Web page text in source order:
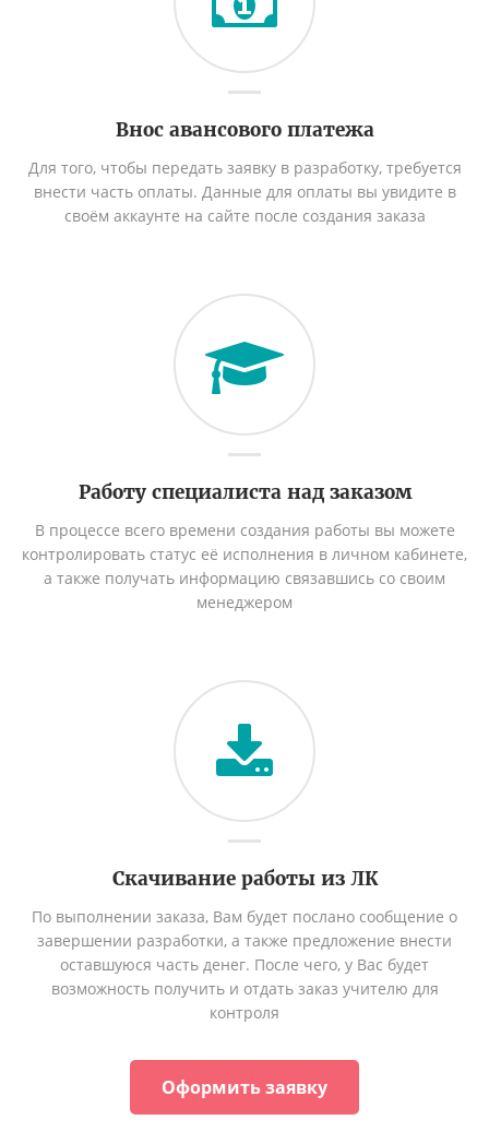
Внос авансового платежа
Для того, чтобы передать заявку в разработку, требуется
внести часть оплаты. Данные для оплаты вы увидите в
своём аккаунте на сайте после создания заказа
Работу специалиста над заказом
В процессе всего времени создания работы вы можете
контролировать статус её исполнения в личном кабинете,
а также получать информацию связавшись со своим
менеджером
Скачивание работы из ЛК
По выполнении заказа, Вам будет послано сообщение о
завершении разработки, а также предложение внести
оставшуюся часть денег. После чего, у Вас будет
возможность получить и отдать заказ учителю для
контроля
Оформить заявку